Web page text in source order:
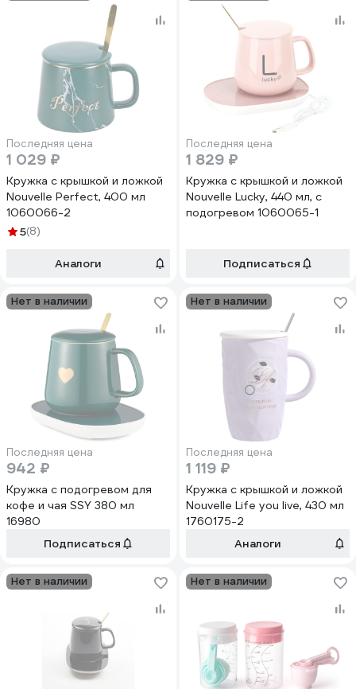
Последняя цена
1 029 ₽
Кружка с крышкой и ложкой
Nouvelle Perfect, 400 мл
1060066-2
5(8)
Аналоги
Последняя цена
1 829 ₽
Кружка с крышкой и ложкой
Nouvelle Lucky, 440 мл, с
подогревом 1060065-1
Подписаться
Нет в наличии
Последняя цена
942 ₽
Кружка с подогревом для
кофе и чая SSY 380 мл
16980
Подписаться
Нет в наличии
Последняя цена
1 119 ₽
Кружка с крышкой и ложкой
Nouvelle Life you live, 430 мл
1760175-2
Аналоги
Нет в наличии Нет в наличии